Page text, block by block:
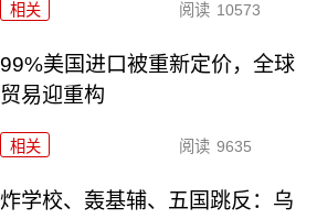
相关 阅读 10573
99%美国进口被重新定价，全球
贸易迎重构
相关 阅读 9635
炸学校、轰基辅、五国跳反：乌